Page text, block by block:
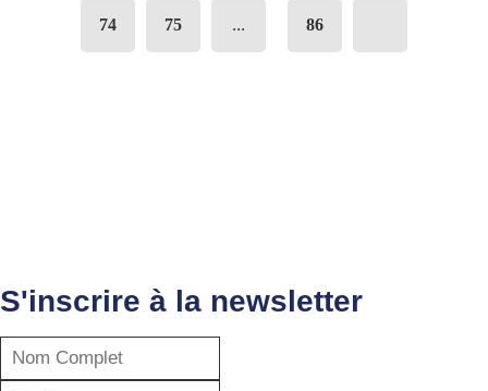
74 75 ... 86
S'inscrire à la newsletter